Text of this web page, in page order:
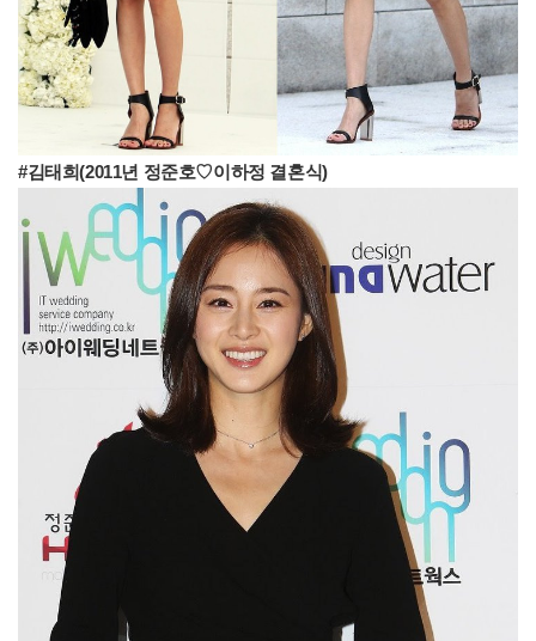
#김태희(2011년 정준호♡이하정 결혼식)